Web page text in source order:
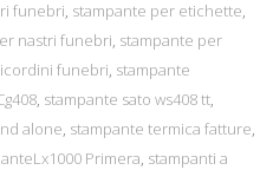
funebri, stampante per etichette,
nastri funebri, stampante per
funebri, stampante
, stampante sato ws408 tt,
alone, stampante termica fatture,
Primera, stampanti a